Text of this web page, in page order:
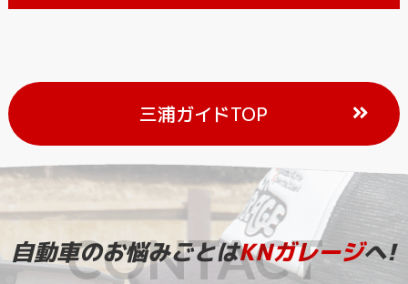
三浦ガイドTOP
自動車のお悩みごとはKNガレージへ!